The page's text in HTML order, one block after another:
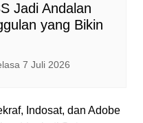
Jadi Andalan
yang Bikin
7 Juli 2026